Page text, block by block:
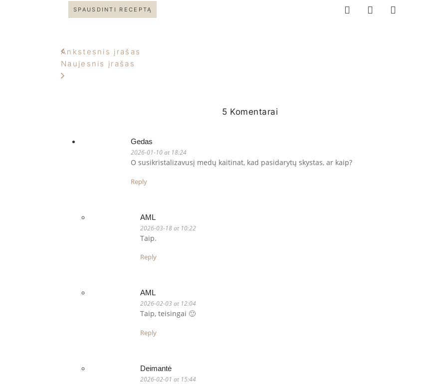
SPAUSDINTI RECEPTĄ
Ankstesnis įrašas
Naujesnis įrašas
5 Komentarai
Gedas
2026-01-10 at 18:24
O susikristalizavusį medų kaitinat, kad pasidarytų skystas, ar kaip?
Reply
AML
2026-03-18 at 10:22
Taip.
Reply
AML
2026-02-03 at 12:04
Taip, teisingai 🙂
Reply
Deimantė
2026-02-01 at 15:44